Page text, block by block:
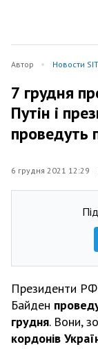
Автор Новости
7 грудня
Путін і
проведуть
6 грудня 2021 12:29
Президенти
Байден
грудня. Вони,
кордонів